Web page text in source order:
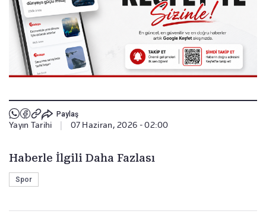
Paylaş
Yayın Tarihi 07 Haziran, 2026 - 02:00
Haberle İlgili Daha Fazlası
Spor